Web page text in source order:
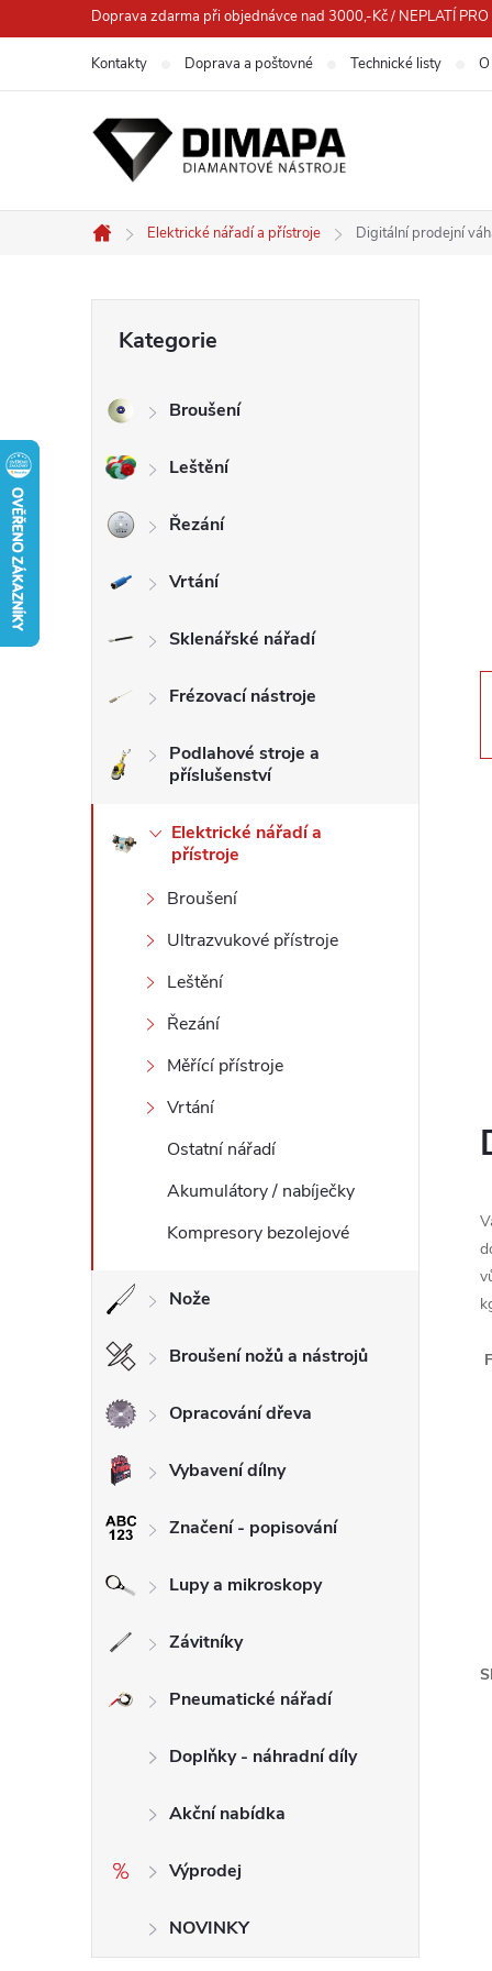
na
Doprava zdarma při objednávce nad 3000,-Kč / NEPLATÍ
Kontakty Doprava a poštovné Technické listy
Domů
Elektrické nářadí a přístroje Digitální prodejní
s
a
n
n
p
kategorie
Kategorie
Broušení
Leštění
Řezání
Vrtání
Sklenářské nářadí
Frézovací nástroje
Podlahové stroje a
příslušenství
Elektrické nářadí a
přístroje
Broušení
Ultrazvukové přístroje
Leštění
Řezání
Měřící přístroje
Vrtání
Ostatní nářadí
Akumulátory / nabíječky
Kompresory bezolejové
Nože
Broušení nožů a nástrojů
Opracování dřeva
Vybavení dílny
Značení - popisování
Lupy a mikroskopy
Závitníky
Pneumatické nářadí
Doplňky - náhradní díly
Akční nabídka
Výprodej
NOVINKY